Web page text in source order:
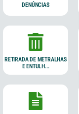
DENÚNCIAS
RETIRADA DE METRALHAS
E ENTULH...